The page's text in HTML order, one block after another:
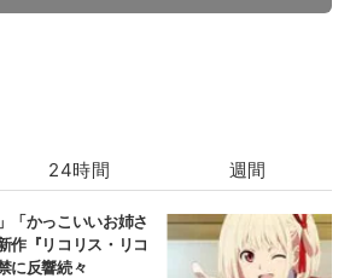
ゴンの卵だった
24時間 週間
「かっこいいお姉さ
作『リコリス・リコ
に反響続々